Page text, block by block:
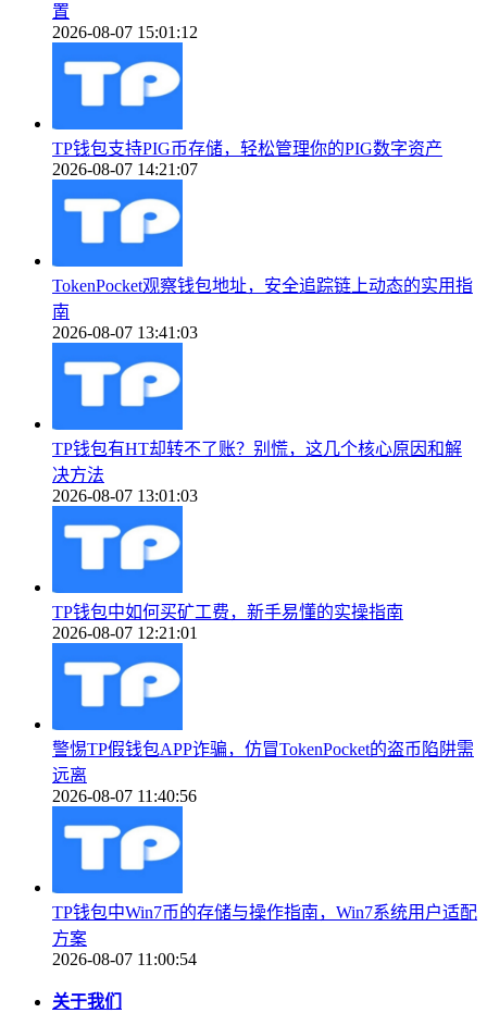
置
2026-08-07 15:01:12
TP钱包支持PIG币存储，轻松管理你的PIG数字资产
2026-08-07 14:21:07
TokenPocket观察钱包地址，安全追踪链上动态的实用指
南
2026-08-07 13:41:03
TP钱包有HT却转不了账？别慌，这几个核心原因和解
决方法
2026-08-07 13:01:03
TP钱包中如何买矿工费，新手易懂的实操指南
2026-08-07 12:21:01
警惕TP假钱包APP诈骗，仿冒TokenPocket的盗币陷阱需
远离
2026-08-07 11:40:56
TP钱包中Win7币的存储与操作指南，Win7系统用户适配
方案
2026-08-07 11:00:54
关于我们